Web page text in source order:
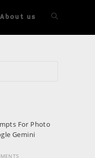
About us
For Photo
Gemini